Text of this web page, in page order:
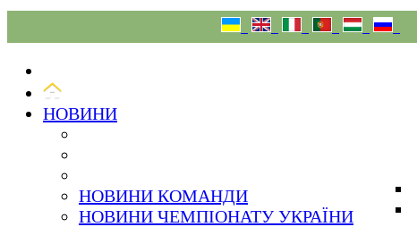
НОВИНИ
НОВИНИ КОМАНДИ
НОВИНИ ЧЕМПІОНАТУ УКРАЇНИ